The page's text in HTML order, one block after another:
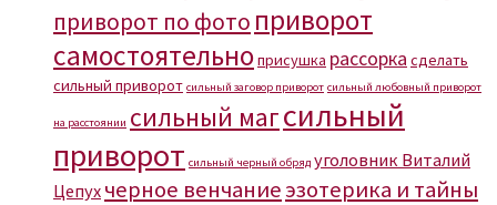
приворот по фото приворот
самостоятельноприсушка рассорка сделать
сильный приворот сильный заговор приворот сильный любовный приворот
на расстоянии сильный магсильный
приворот сильный черный обряд уголовник Виталий
Цепух черное венчаниеэзотерика и тайны